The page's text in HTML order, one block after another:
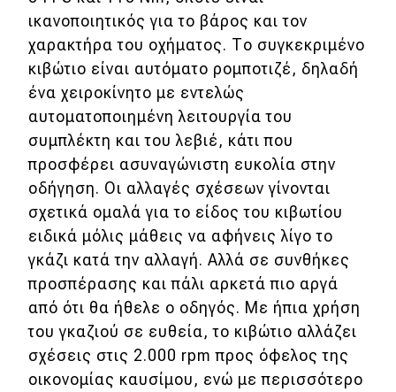
ικανοποιητικός για το βάρος και τον
χαρακτήρα του οχήματος. Το συγκεκριμένο
κιβώτιο είναι αυτόματο ρομποτιζέ, δηλαδή
ένα χειροκίνητο με εντελώς
αυτοματοποιημένη λειτουργία του
συμπλέκτη και του λεβιέ, κάτι που
προσφέρει ασυναγώνιστη ευκολία στην
οδήγηση. Οι αλλαγές σχέσεων γίνονται
σχετικά ομαλά για το είδος του κιβωτίου
ειδικά μόλις μάθεις να αφήνεις λίγο το
γκάζι κατά την αλλαγή. Αλλά σε συνθήκες
προσπέρασης και πάλι αρκετά πιο αργά
από ότι θα ήθελε ο οδηγός. Με ήπια χρήση
του γκαζιού σε ευθεία, το κιβώτιο αλλάζει
σχέσεις στις 2.000 rpm προς όφελος της
οικονομίας καυσίμου, ενώ με περισσότερο